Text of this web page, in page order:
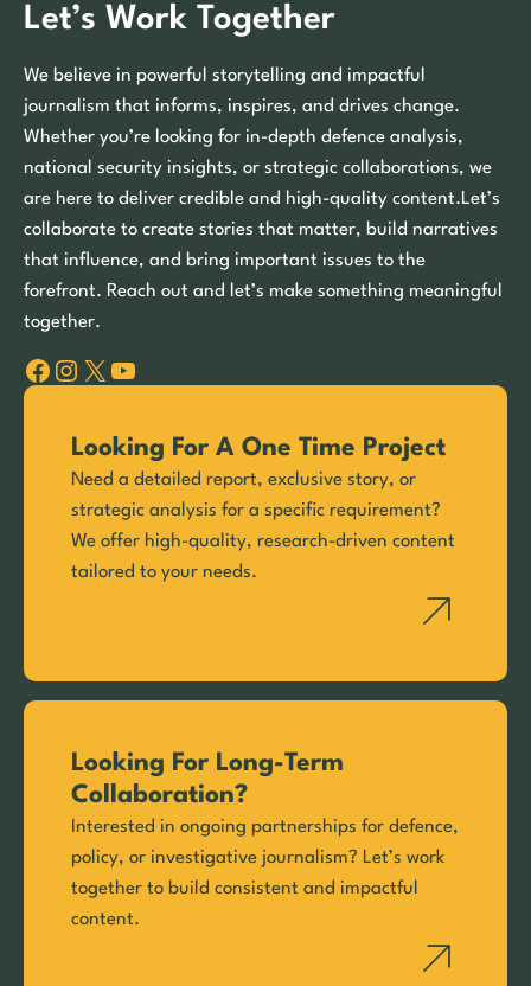
Let’s Work Together
We believe in powerful storytelling and impactful
journalism that informs, inspires, and drives change.
Whether you’re looking for in-depth defence analysis,
national security insights, or strategic collaborations, we
are here to deliver credible and high-quality content.Let’s
collaborate to create stories that matter, build narratives
that influence, and bring important issues to the
forefront. Reach out and let’s make something meaningful
together.
Facebook Instagram X YouTube
Looking For A One Time Project
Need a detailed report, exclusive story, or
strategic analysis for a specific requirement?
We offer high-quality, research-driven content
tailored to your needs.
Looking For Long-Term
Collaboration?
Interested in ongoing partnerships for defence,
policy, or investigative journalism? Let’s work
together to build consistent and impactful
content.